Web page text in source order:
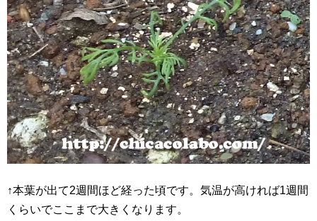
↑本葉が出て2週間ほど経った頃です。気温が高ければ1週間
くらいでここまで大きくなります。